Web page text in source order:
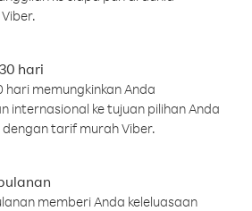
hari
hari memungkinkan Anda
internasional ke tujuan pilihan Anda
tarif murah Viber.
memberi Anda keleluasaan